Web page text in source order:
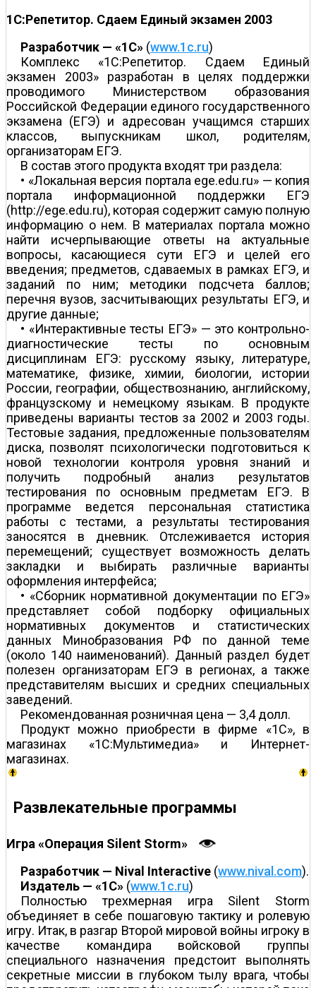
1С:Репетитор. Сдаем Единый экзамен 2003
Разработчик — «1С» (www.1c.ru)
Комплекс «1С:Репетитор. Сдаем Единый
экзамен 2003» разработан в целях поддержки
проводимого Министерством образования
Российской Федерации единого государственного
экзамена (ЕГЭ) и адресован учащимся старших
классов, выпускникам школ, родителям,
организаторам ЕГЭ.
В состав этого продукта входят три раздела:
• «Локальная версия портала ege.edu.ru» — копия
портала информационной поддержки ЕГЭ
(http://ege.edu.ru), которая содержит самую полную
информацию о нем. В материалах портала можно
найти исчерпывающие ответы на актуальные
вопросы, касающиеся сути ЕГЭ и целей его
введения; предметов, сдаваемых в рамках ЕГЭ, и
заданий по ним; методики подсчета баллов;
перечня вузов, засчитывающих результаты ЕГЭ, и
другие данные;
• «Интерактивные тесты ЕГЭ» — это контрольно-
диагностические тесты по основным
дисциплинам ЕГЭ: русскому языку, литературе,
математике, физике, химии, биологии, истории
России, географии, обществознанию, английскому,
французскому и немецкому языкам. В продукте
приведены варианты тестов за 2002 и 2003 годы.
Тестовые задания, предложенные пользователям
диска, позволят психологически подготовиться к
новой технологии контроля уровня знаний и
получить подробный анализ результатов
тестирования по основным предметам ЕГЭ. В
программе ведется персональная статистика
работы с тестами, а результаты тестирования
заносятся в дневник. Отслеживается история
перемещений; существует возможность делать
закладки и выбирать различные варианты
оформления интерфейса;
• «Сборник нормативной документации по ЕГЭ»
представляет собой подборку официальных
нормативных документов и статистических
данных Минобразования РФ по данной теме
(около 140 наименований). Данный раздел будет
полезен организаторам ЕГЭ в регионах, а также
представителям высших и средних специальных
заведений.
Рекомендованная розничная цена — 3,4 долл.
Продукт можно приобрести в фирме «1С», в
магазинах «1С:Мультимедиа» и Интернет-
магазинах.
Развлекательные программы
Игра «Операция Silent Storm»
Разработчик — Nival Interactive (www.nival.com).
Издатель — «1С» (www.1c.ru)
Полностью трехмерная игра Silent Storm
объединяет в себе пошаговую тактику и ролевую
игру. Итак, в разгар Второй мировой войны игроку в
качестве командира войсковой группы
специального назначения предстоит выполнять
секретные миссии в глубоком тылу врага, чтобы